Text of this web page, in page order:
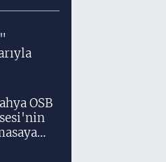
OSB